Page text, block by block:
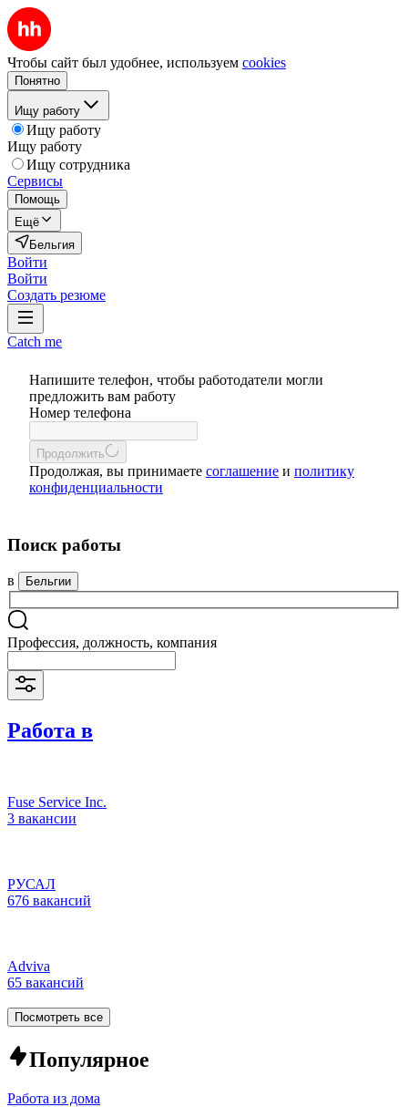
Чтобы сайт был удобнее, используем cookies
Понятно
Ищу работу
Ищу работу
Ищу работу
Ищу сотрудника
Сервисы
Помощь
Ещё
Бельгия
Войти
Войти
Создать резюме
Catch me
Напишите телефон, чтобы работодатели могли
предложить вам работу
Номер телефона
Продолжить
Продолжая, вы принимаете соглашение и политику
конфиденциальности
Поиск работы
в Бельгии
Профессия, должность, компания
Работа в
Fuse Service Inc.
3 вакансии
РУСАЛ
676 вакансий
Adviva
65 вакансий
Посмотреть все
Популярное
Работа из дома